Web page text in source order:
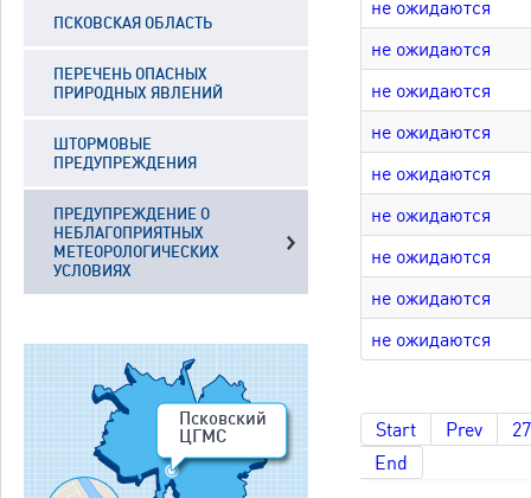
ПСКОВСКАЯ ОБЛАСТЬ
ПЕРЕЧЕНЬ ОПАСНЫХ
ПРИРОДНЫХ ЯВЛЕНИЙ
ШТОРМОВЫЕ
ПРЕДУПРЕЖДЕНИЯ
ПРЕДУПРЕЖДЕНИЕ О
НЕБЛАГОПРИЯТНЫХ
МЕТЕОРОЛОГИЧЕСКИХ
УСЛОВИЯХ
Псковский
ЦГМС
не ожидаются
не ожидаются
не ожидаются
не ожидаются
не ожидаются
не ожидаются
не ожидаются
не ожидаются
не ожидаются
Start Prev
End